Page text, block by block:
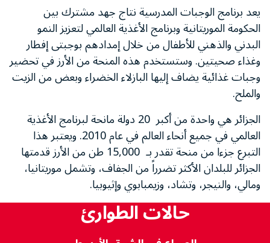
يعد برنامج الوجبات المدرسية نتاج جهد مشترك بين
الحكومة الموريتانية وبرنامج الأغذية العالمي لتعزيز النمو
البدني والذهني للأطفال من خلال إمدادهم بوجبتى إفطار
وغذاء صحيتين. وستستخدم هذه المنحة من الأرز في تحضير
وجبات غذائية يضاف إليها البازلاء الخضراء وبعض من الزيت
والملح.
الجزائر هي واحدة من أكبر 20 دولة مانحة لبرنامج الأغذية
العالمي في جميع أنحاء العالم في عام 2010. ويعتبر هذا
التبرع جزءا من منحة تقدر بـ 15,000 طن من الأرز قدمتها
الجزائر للبلدان الأكثر تضرراً من الجفاف، وتشمل موريتانيا،
ومالي، والنيجر، وتشاد، وزيمبابوي وإثيوبيا.
حالات الطوارئ